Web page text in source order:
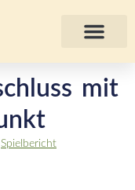
mit
Spielbericht